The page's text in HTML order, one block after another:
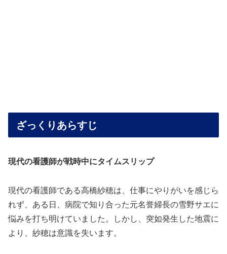
ざっくりあらすじ
現代の看護師が戦時中にタイムスリップ
現代の看護師である高橋紗穂は、仕事にやりがいを感じら
れず、ある日、病院で知り合った元名誉婦長の雪野サエに
悩みを打ち明けていました。しかし、突如発生した地震に
より、紗穂は意識を失います。